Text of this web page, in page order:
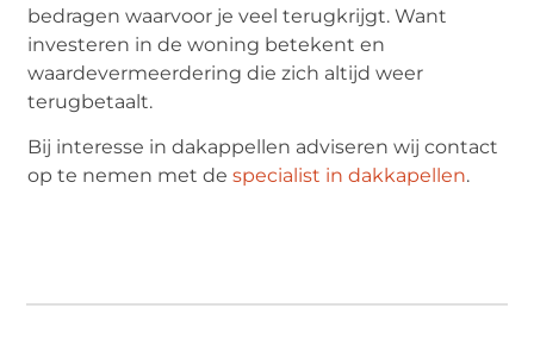
bedragen waarvoor je veel terugkrijgt. Want
investeren in de woning betekent en
waardevermeerdering die zich altijd weer
terugbetaalt.
Bij interesse in dakappellen adviseren wij contact
op te nemen met despecialist in dakkapellen.